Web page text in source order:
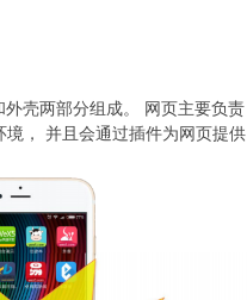
壳两部分组成。 网页主要负责
， 并且会通过插件为网页提供